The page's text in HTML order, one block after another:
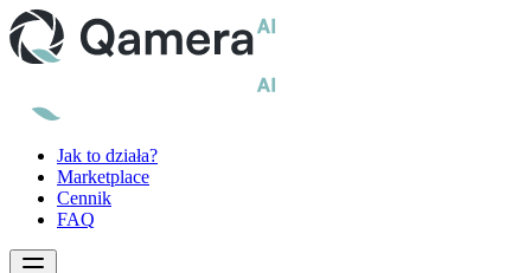
Jak to działa?
Marketplace
Cennik
FAQ